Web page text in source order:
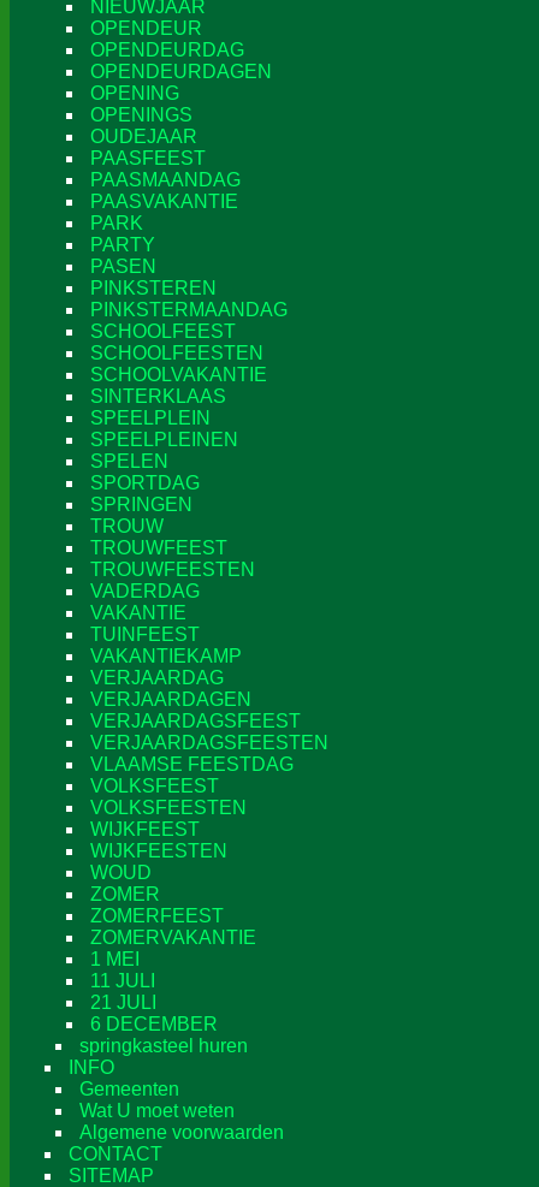
NIEUWJAAR
OPENDEUR
OPENDEURDAG
OPENDEURDAGEN
OPENING
OPENINGS
OUDEJAAR
PAASFEEST
PAASMAANDAG
PAASVAKANTIE
PARK
PARTY
PASEN
PINKSTEREN
PINKSTERMAANDAG
SCHOOLFEEST
SCHOOLFEESTEN
SCHOOLVAKANTIE
SINTERKLAAS
SPEELPLEIN
SPEELPLEINEN
SPELEN
SPORTDAG
SPRINGEN
TROUW
TROUWFEEST
TROUWFEESTEN
VADERDAG
VAKANTIE
TUINFEEST
VAKANTIEKAMP
VERJAARDAG
VERJAARDAGEN
VERJAARDAGSFEEST
VERJAARDAGSFEESTEN
VLAAMSE FEESTDAG
VOLKSFEEST
VOLKSFEESTEN
WIJKFEEST
WIJKFEESTEN
WOUD
ZOMER
ZOMERFEEST
ZOMERVAKANTIE
1 MEI
11 JULI
21 JULI
6 DECEMBER
springkasteel huren
INFO
Gemeenten
Wat U moet weten
Algemene voorwaarden
CONTACT
SITEMAP